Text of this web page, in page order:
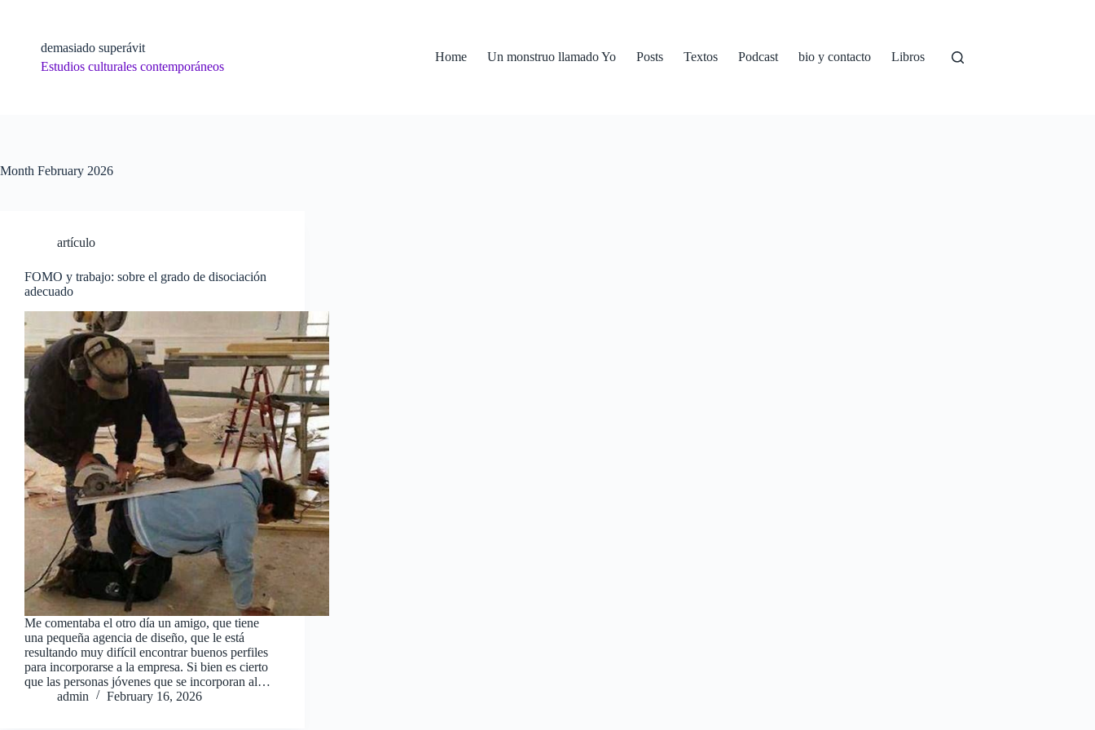
demasiado superávit
Estudios culturales contemporáneos
Home Un monstruo llamado Yo Posts Textos Podcast bio y contacto Libros
Month February 2026
artículo
FOMO y trabajo: sobre el grado de disociación
adecuado
Me comentaba el otro día un amigo, que tiene
una pequeña agencia de diseño, que le está
resultando muy difícil encontrar buenos perfiles
para incorporarse a la empresa. Si bien es cierto
que las personas jóvenes que se incorporan al…
admin
February 16, 2026